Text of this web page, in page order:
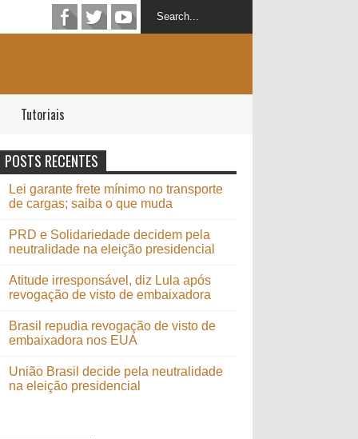
Tutoriais
POSTS RECENTES
Lei garante frete mínimo no transporte
de cargas; saiba o que muda
PRD e Solidariedade decidem pela
neutralidade na eleição presidencial
Atitude irresponsável, diz Lula após
revogação de visto de embaixadora
Brasil repudia revogação de visto de
embaixadora nos EUA
União Brasil decide pela neutralidade
na eleição presidencial